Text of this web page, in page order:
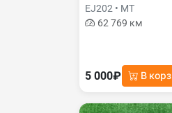
EJ202 • MT
62 769 км
5 000₽ В